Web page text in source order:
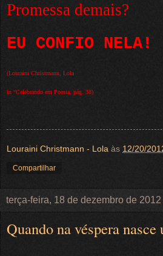
Promessa demais?
EU CONFIO NELA!
(Louraini Christmann, Lola
in “Celebrando em Poesia, pág. 38)
Louraini Christmann - Lola às 12/20/
Compartilhar
terça-feira, 18 de dezembro de 2012
Quando na véspera nasce